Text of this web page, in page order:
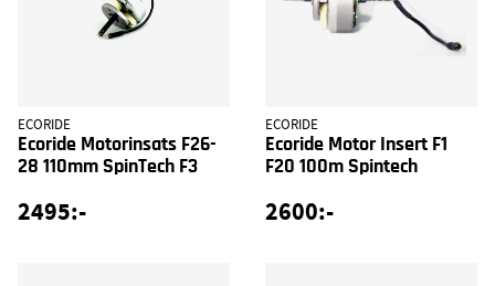
ECORIDE
Ecoride Motorinsats F26-
28 110mm SpinTech F3
2495:-
ECORIDE
Ecoride Motor Insert F1
F20 100m Spintech
2600:-